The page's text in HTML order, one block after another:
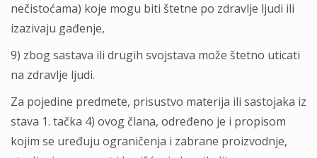
nečistoćama) koje mogu biti štetne po zdravlјe lјudi ili
izazivaju gađenje,
9) zbog sastava ili drugih svojstava može štetno uticati
na zdravlјe lјudi.
Za pojedine predmete, prisustvo materija ili sastojaka iz
stava 1. tačka 4) ovog člana, određeno je i propisom
kojim se uređuju ograničenja i zabrane proizvodnje,